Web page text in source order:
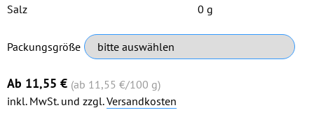
Salz
0 g
Pflichtfeld
Packungsgröße
Ab 11,55 € (ab 11,55 €/100 g)
inkl. MwSt. und zzgl.Versandkosten